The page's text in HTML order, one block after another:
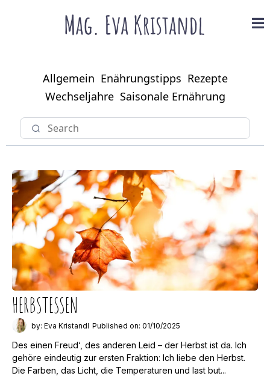
Allgemein Enährungstipps Rezepte
Wechseljahre Saisonale Ernährung
HERBSTESSEN
by: Eva Kristandl Published on: 01/10/2025
Des einen Freud‘, des anderen Leid – der Herbst ist da. Ich
gehöre eindeutig zur ersten Fraktion: Ich liebe den Herbst.
Die Farben, das Licht, die Temperaturen und last but...